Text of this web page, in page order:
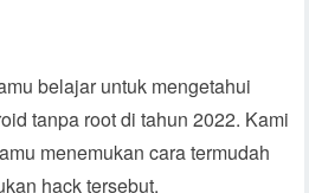
belajar untuk mengetahui
tanpa root di tahun 2022. Kami
menemukan cara termudah
hack tersebut.